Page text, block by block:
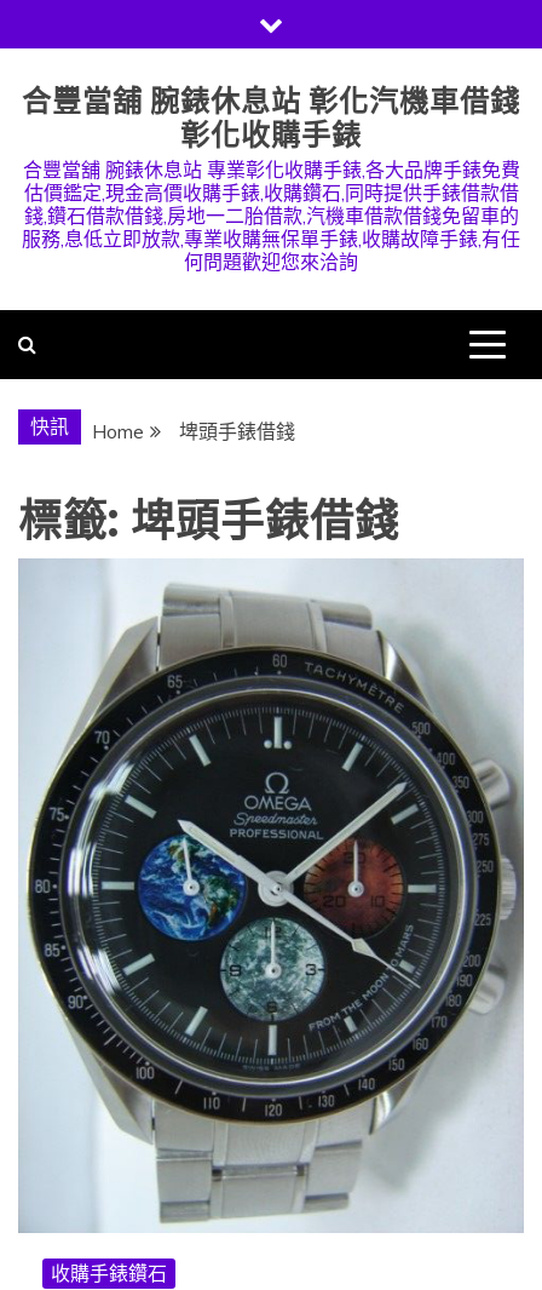
to
content
合豐當舖 腕錶休息站 彰化汽機車借錢
彰化收購手錶
合豐當舖 腕錶休息站 專業彰化收購手錶,各大品牌手錶免費
估價鑑定,現金高價收購手錶,收購鑽石,同時提供手錶借款借
錢,鑽石借款借錢,房地一二胎借款,汽機車借款借錢免留車的
服務,息低立即放款,專業收購無保單手錶,收購故障手錶,有任
何問題歡迎您來洽詢
快訊 Home 埤頭手錶借錢
標籤: 埤頭手錶借錢
收購手錶鑽石